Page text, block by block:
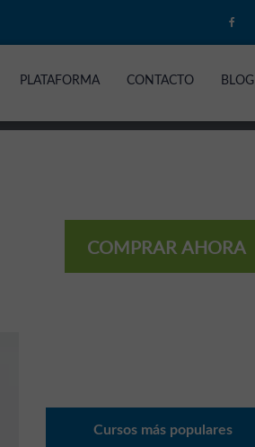
PLATAFORMA CONTACTO BLOG
COMPRAR AHORA
Cursos más populares